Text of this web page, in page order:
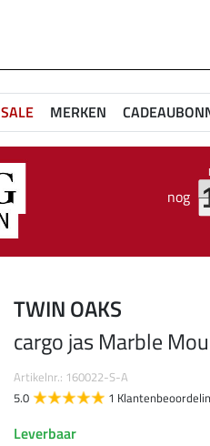
SALE MERKEN
nog
TWIN OAKS
cargo jas Marble
Artikelnr.: 160022-S-A
5.0
1
Leverbaar